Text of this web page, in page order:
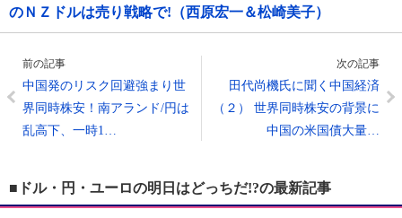
のＮＺドルは売り戦略で!（西原宏一＆松崎美子）
前の記事
中国発のリスク回避強まり世
界同時株安！南アランド/円は
乱高下、一時1…
次の記事
田代尚機氏に聞く中国経済
（２） 世界同時株安の背景に
中国の米国債大量…
■ドル・円・ユーロの明日はどっちだ!?の最新記事